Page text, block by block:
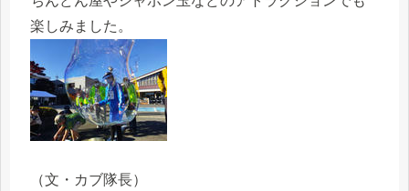
楽しみました。
（文・カブ隊長）